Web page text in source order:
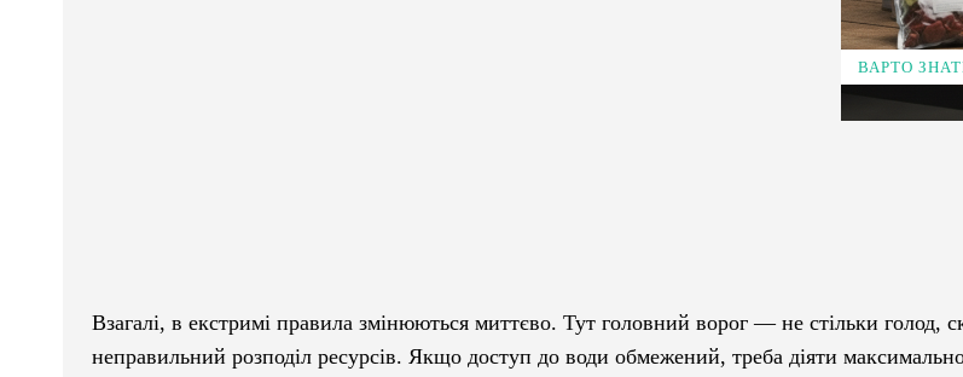
ВАРТО
Взагалі, в екстримі правила змінюються миттєво. Тут головний ворог — не стільки голод,
неправильний розподіл ресурсів. Якщо доступ до води обмежений, треба діяти